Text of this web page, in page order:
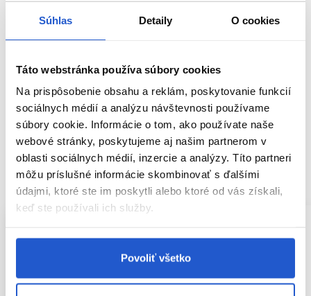
Súhlas Detaily O cookies
Táto webstránka používa súbory cookies
Na prispôsobenie obsahu a reklám, poskytovanie funkcií
sociálnych médií a analýzu návštevnosti používame
súbory cookie. Informácie o tom, ako používate naše
webové stránky, poskytujeme aj našim partnerom v
oblasti sociálnych médií, inzercie a analýzy. Títo partneri
môžu príslušné informácie skombinovať s ďalšími
údajmi, ktoré ste im poskytli alebo ktoré od vás získali,
keď ste používali ich služby.
Povoliť všetko
Video
Značka
Hodnotenia
SÚVISIACE PRODUKTY